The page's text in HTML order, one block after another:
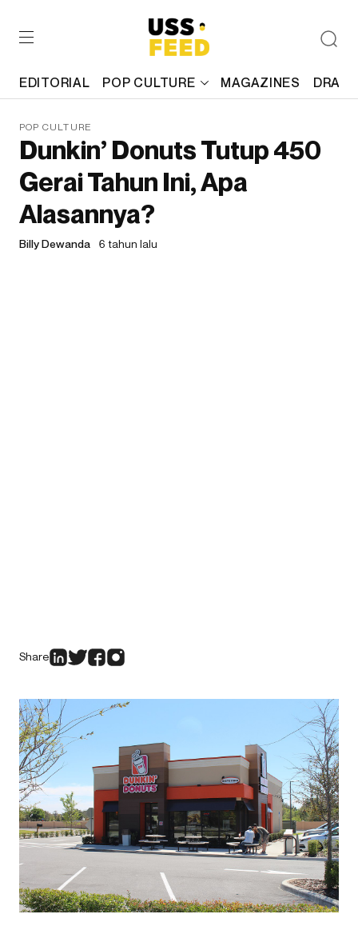
EDITORIAL POP CULTURE MAGAZINES
POP CULTURE
Dunkin’ Donuts Tutup 450
Gerai Tahun Ini, Apa
Alasannya?
Billy Dewanda 6 tahun lalu
Share